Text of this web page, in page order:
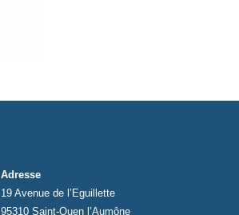
Adresse
19 Avenue de l’Eguillette
95310 Saint-Ouen l’Aumône